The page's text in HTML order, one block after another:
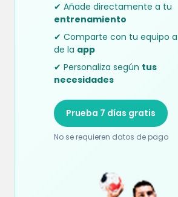
✔ Añade directamente a tu
entrenamiento
✔ Comparte con tu equipo
de la app
✔ Personaliza según tus
necesidades
Prueba 7 días gratis
No se requieren datos de pago